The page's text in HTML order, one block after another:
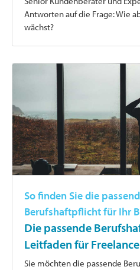
Antworten auf die Frage: Wie
wächst?
So finden Sie die
Berufshaftpflicht für Ihr
Die passende
Leitfaden für
Sie möchten die passende